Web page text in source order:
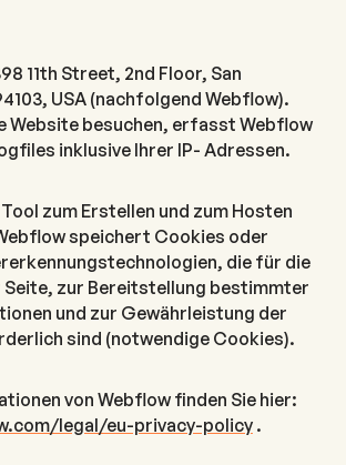
11th Street, 2nd Floor, San
USA (nachfolgend Webflow).
Website besuchen, erfasst Webflow
inklusive Ihrer IP- Adressen.
zum Erstellen und zum Hosten
speichert Cookies oder
die für die
Seite, zur Bereitstellung bestimmter
und zur Gewährleistung der
sind (notwendige Cookies).
von Webflow finden Sie hier:
legal/eu-privacy-policy.